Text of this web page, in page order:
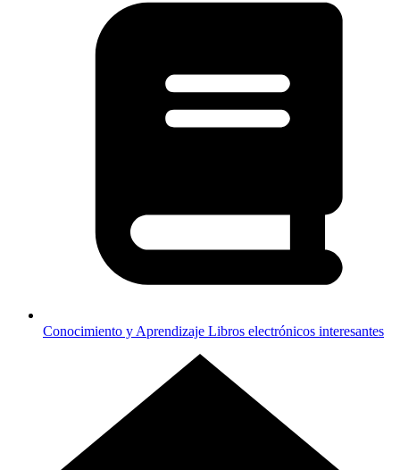
Conocimiento y Aprendizaje Libros electrónicos interesantes